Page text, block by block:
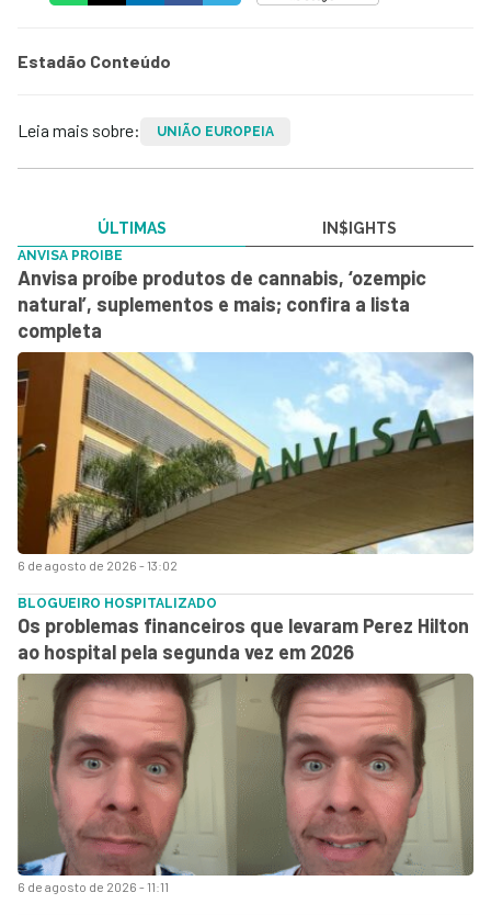
Estadão Conteúdo
Leia mais sobre: UNIÃO EUROPEIA
ÚLTIMAS IN$IGHTS
6 de agosto de 2026 - 13:02
ANVISA PROIBE
Anvisa proíbe produtos de cannabis, ‘ozempic
natural’, suplementos e mais; confira a lista
completa
6 de agosto de 2026 - 11:11
BLOGUEIRO HOSPITALIZADO
Os problemas financeiros que levaram Perez Hilton
ao hospital pela segunda vez em 2026